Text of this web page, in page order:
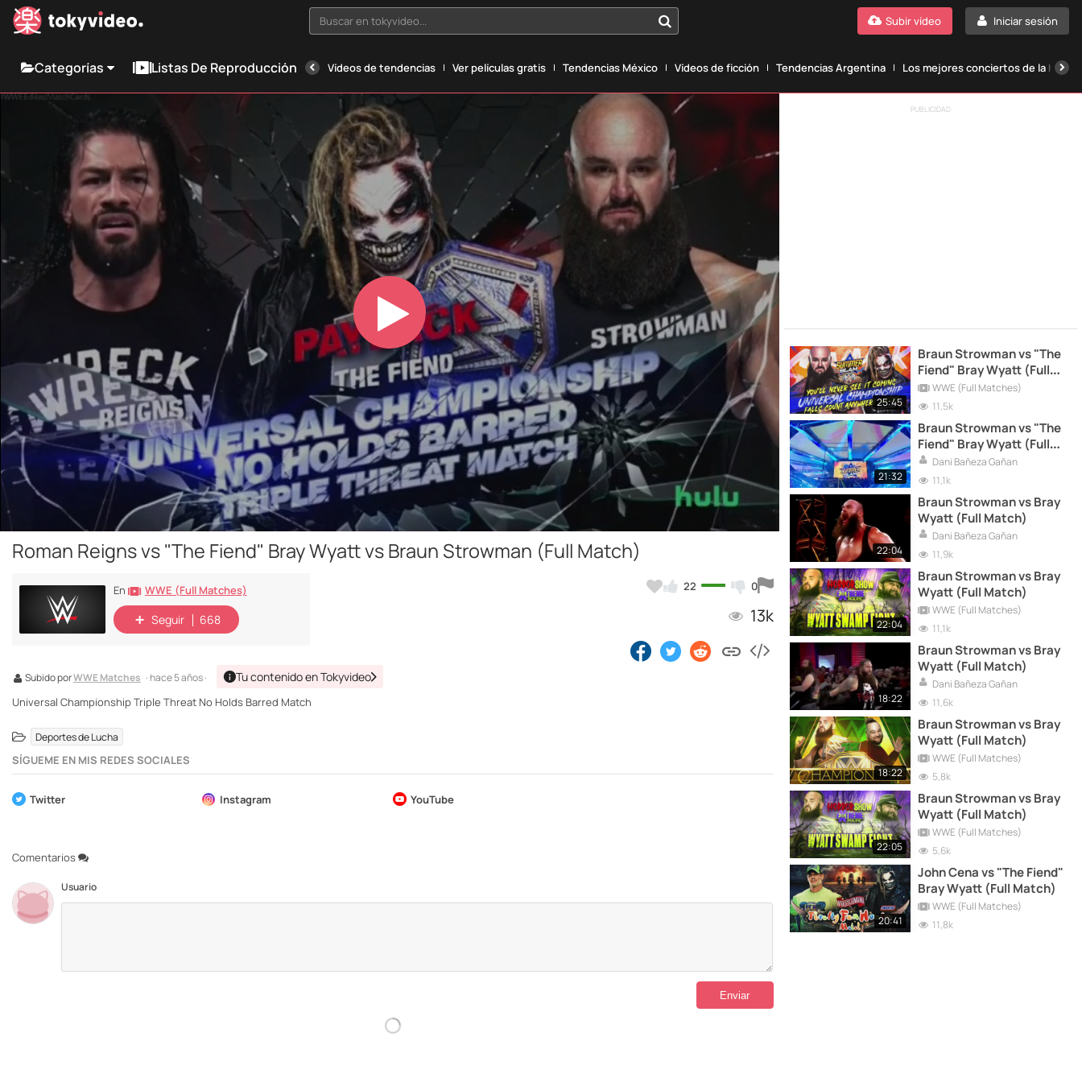
Buscar en tokyvideo... Iniciar sesión
Subir vídeo
Categorías Listas De Reproducción Vídeos de tendencias Ver películas gratis Tendencias México Vídeos de ficción Tendencias Argentina Los mejores conciertos de la
Play
Video
Roman Reigns vs "The Fiend" Bray Wyatt vs Braun Strowman (Full Match)
22 0
13k
En WWE (Full Matches)
Seguir 668
Subido porWWE Matches · hace 5 años · Tu contenido en Tokyvideo
Universal Championship Triple Threat No Holds Barred Match
Deportes de Lucha
SÍGUEME EN MIS REDES SOCIALES
Twitter Instagram YouTube
Comentarios
Usuario
PUBLICIDAD
25:45
Braun Strowman vs "The
Fiend" Bray Wyatt (Full
Match)
WWE (Full Matches)
11,5k
21:32
Braun Strowman vs "The
Fiend" Bray Wyatt (Full
Match)
Dani Bañeza Gañan
11,1k
22:04
Braun Strowman vs Bray
Wyatt (Full Match)
Dani Bañeza Gañan
11,9k
22:04
Braun Strowman vs Bray
Wyatt (Full Match)
WWE (Full Matches)
11,1k
18:22
Braun Strowman vs Bray
Wyatt (Full Match)
Dani Bañeza Gañan
11,6k
18:22
Braun Strowman vs Bray
Wyatt (Full Match)
WWE (Full Matches)
5,8k
22:05
Braun Strowman vs Bray
Wyatt (Full Match)
WWE (Full Matches)
5,6k
20:41
John Cena vs "The Fiend"
Bray Wyatt (Full Match)
WWE (Full Matches)
11,8k